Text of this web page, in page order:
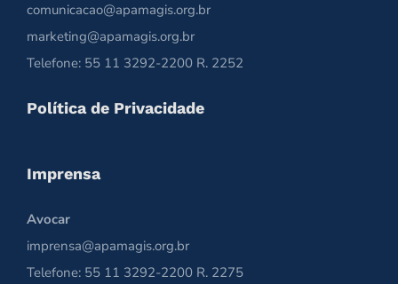
comunicacao@apamagis.org.br
marketing@apamagis.org.br
Telefone: 55 11 3292-2200 R. 2252
Política de Privacidade
Imprensa
Avocar
imprensa@apamagis.org.br
Telefone: 55 11 3292-2200 R. 2275